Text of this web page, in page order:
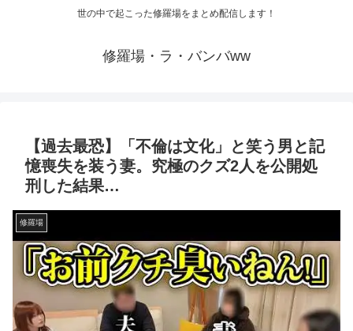
世の中で起こった修羅場をまとめ配信します！
修羅場・ラ・バンバww
【過去最恐】「不倫は文化」と笑う男と記
憶喪失を装う妻。究極のクズ2人を公開処
刑した結果…
修羅場